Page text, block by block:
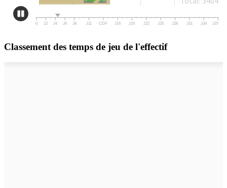
Classement des temps de jeu de l'effectif